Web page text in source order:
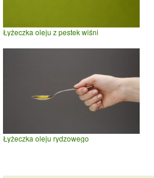
Łyżeczka oleju z pestek wiśni
Łyżeczka oleju rydzowego